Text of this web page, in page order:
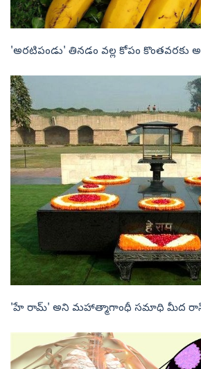
'అరటిపండు' తినడం వల్ల కోపం కొంతవరకు
'హే రామ్' అని మహాత్మాగాంధీ సమాధి మీద రాసి